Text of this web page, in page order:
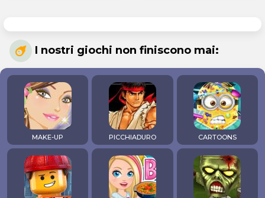
I nostri giochi non finiscono mai:
MAKE-UP PICCHIADURO CARTOONS